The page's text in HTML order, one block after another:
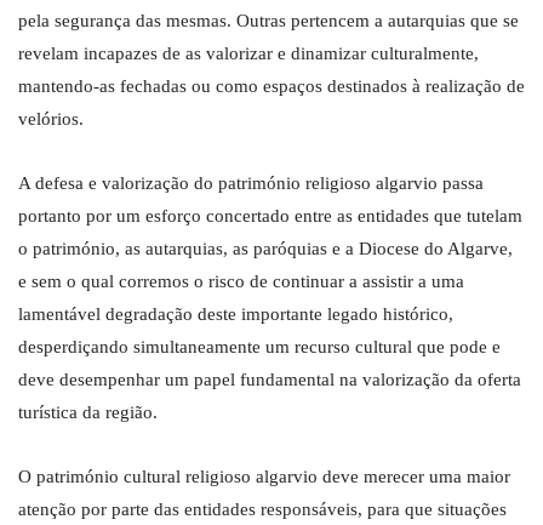
pela segurança das mesmas. Outras pertencem a autarquias que se
revelam incapazes de as valorizar e dinamizar culturalmente,
mantendo-as fechadas ou como espaços destinados à realização de
velórios.
A defesa e valorização do património religioso algarvio passa
portanto por um esforço concertado entre as entidades que tutelam
o património, as autarquias, as paróquias e a Diocese do Algarve,
e sem o qual corremos o risco de continuar a assistir a uma
lamentável degradação deste importante legado histórico,
desperdiçando simultaneamente um recurso cultural que pode e
deve desempenhar um papel fundamental na valorização da oferta
turística da região.
O património cultural religioso algarvio deve merecer uma maior
atenção por parte das entidades responsáveis, para que situações